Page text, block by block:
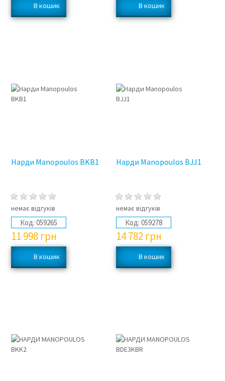
Нарди Manopoulos BKB1
немає відгуків
Код: 059265
11 998 грн
Нарди Manopoulos BJJ1
немає відгуків
Код: 059278
14 782 грн